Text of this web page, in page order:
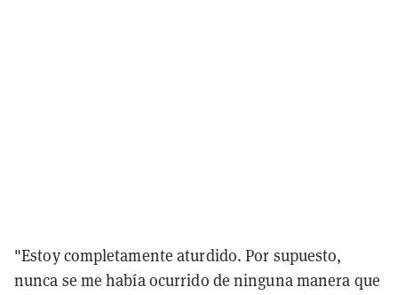
"Estoy completamente aturdido. Por supuesto,
nunca se me había ocurrido de ninguna manera que